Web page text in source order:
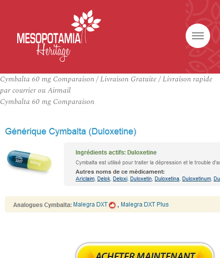
Cymbalta 60 mg Comparaison / Livraison Gratuite / Livraison rapide
par courrier ou Airmail
Cymbalta 60 mg Comparaison